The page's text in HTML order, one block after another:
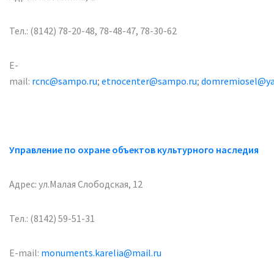
Тел.: (8142) 78-20-48, 78-48-47, 78-30-62
E-
mail: rcnc@sampo.ru; etnocenter@sampo.ru;
Управление по охране объектов культурного наследия
Адрес: ул.Малая Слободская, 12
Тел.: (8142) 59-51-31
E-mail: monuments.karelia@mail.ru